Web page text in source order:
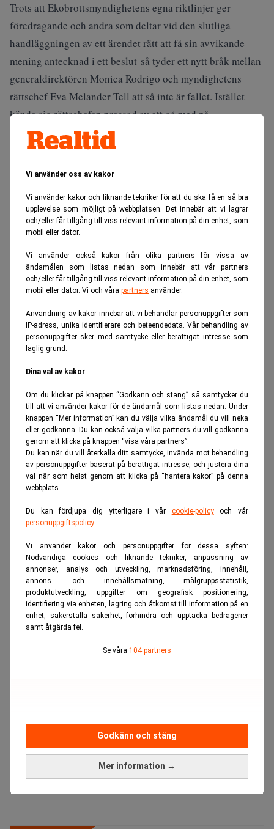
Vi använder oss av kakor
Vi använder kakor och liknande tekniker för att du ska få en så bra
upplevelse som möjligt på webbplatsen. Det innebär att vi lagrar
och/eller får tillgång till viss relevant information på din enhet, som
mobil eller dator.
Vi använder också kakor från olika partners för vissa av
ändamålen som listas nedan som innebär att vår partners
och/eller får tillgång till viss relevant information på din enhet, som
mobil eller dator. Vi och våra partners använder.
Användning av kakor innebär att vi behandlar personuppgifter som
IP-adress, unika identifierare och beteendedata. Vår behandling av
personuppgifter sker med samtycke eller berättigat intresse som
laglig grund.
Dina val av kakor
Om du klickar på knappen “Godkänn och stäng” så samtycker du
till att vi använder kakor för de ändamål som listas nedan. Under
knappen “Mer information” kan du välja vilka ändamål du vill neka
eller godkänna. Du kan också välja vilka partners du vill godkänna
genom att klicka på knappen “visa våra partners”.
Du kan när du vill återkalla ditt samtycke, invända mot behandling
av personuppgifter baserat på berättigat intresse, och justera dina
val när som helst genom att klicka på “hantera kakor” på denna
webbplats.
Du kan fördjupa dig ytterligare i vår cookie-policyoch vår
personuppgiftspolicy.
Vi använder kakor och personuppgifter för dessa syften:
Nödvändiga cookies och liknande tekniker, anpassning av
annonser, analys och utveckling, marknadsföring, innehåll,
annons- och innehållsmätning, målgruppsstatistik,
produktutveckling, uppgifter om geografisk positionering,
identifiering via enheten, lagring och åtkomst till information på en
enhet, säkerställa säkerhet, förhindra och upptäcka bedrägerier
samt åtgärda fel.
Se våra 104 partners
Mer information →
Godkänn och stäng
Trots att Ekobrottsmyndighetens egna riktlinjer ger
föredragande och andra som deltar vid den slutliga
handläggningen av ett ärendet rätt att få sin avvikande
mening antecknad i ett beslut så tyder ett nytt bråk mellan
generaldirektören Monica Rodrigo och myndighetens
rättschef Eva Melander Tell att så inte är fallet. Istället
kände sig rättschefen pressad av att gå med på
generaldirektörens linje under ett samtal som hon
upplevde som ”synnerligen obehagligt”. Det rapporterar
DI.
Med stöd av både rättschefen Eva Melander Tell,
biträdande rättschefen Birgitta Resenius men även EBM:s
polischef och den verksamhetsansvarige för EBM:s
polisoperativa verksamhet, ansåg en jurist vid
myndigheten att myndigheten skulle avstyrka förslaget om
att göra EBM till behörig myndighet vid utbyte av
finansiell information i brottsförebyggande syfte i ett
remissvar till regeringen. Juristen ansåg även att att
myndigheten inte heller skulle “ges åtkomst till konto- och
värdefackssystemet för att förebygga och upptäcka
allvarliga brott”. Men generaldirektören Monica Rodrigo
höll inte med. Rättschefen valde sedan att upprätta en
tjänsteanteckning. I den återger hon ett samtal
medgeneraldirektören, vilken frågade henne om hon
“insåg vilka signaler en sådan avvikande mening skulle
skicka till departementet och att jag skulle uppfattas som
illojal.” Rättschefen ”uppfattade samtalet som synnerligen
obehagligt” samt att hon kände sig pressad att gå med på
generaldirektörens förslag, skrev hon vidare.
Generaldirektören Monica Rodrigos ledarskap har tidigare
ifrågasatt. I mars berättadec chefsåklagare Stefan
Lundberg för Uppdrag granskning om hur han blev
omplacerad efter att han framfört intern kritik om dålig
arbetsmiljö och tystnadskultur på Ekobrottsmyndigheten.
Monica Rodrigo kallades till justitieutskottet för att
förklara sig inför politikerna.
kvarstod den politiska kritiken.
Läs mer från Realtid - vårt nyhetsbrev
är kostnadsfritt:
Ekobrottsmyndigheten Monica Rodrigo
Realtid.se